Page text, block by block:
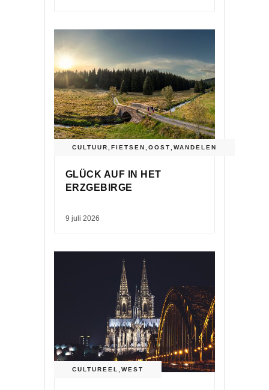
CULTUUR FIETSEN OOST WANDELEN
GLÜCK AUF IN HET
ERZGEBIRGE
9 juli 2026
CULTUREEL WEST